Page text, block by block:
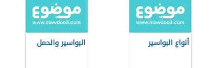
أنواع البواسير البواسير والحمل